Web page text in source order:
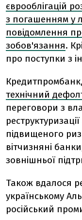
єврооблігацій
з погашенням у
повідомлення
зобов'язання.
про поступки з
технічний
переговори з
підвищеного
вітчизняні
зовнішньої
Також вдалося
українському
російський